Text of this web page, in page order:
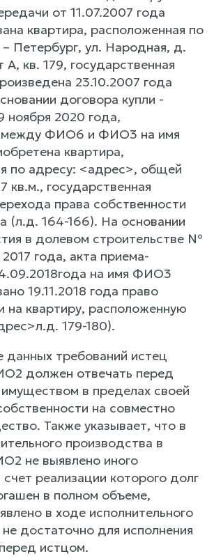
от 11.07.2007 года
квартира, расположенная по
Петербург, ул. Народная, д.
А, кв. 179, государственная
23.10.2007 года
договора купли -
ноября 2020 года,
между ФИО6 и ФИО3 на имя
квартира,
по адресу: <адрес>, общей
государственная
права собственности
(л.д. 164-166). На основании
в долевом строительстве №
года, акта приема-
на имя ФИО3
19.11.2018 года право
на квартиру, расположенную
179-180).
данных требований истец
должен отвечать перед
в пределах своей
на совместно
Также указывает, что в
производства в
не выявлено иного
реализации которого долг
в полном объеме,
в ходе исполнительного
достаточно для исполнения
истцом.